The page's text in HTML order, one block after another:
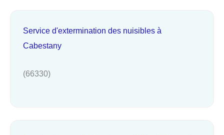
Service d'extermination des nuisibles à
Cabestany
(66330)